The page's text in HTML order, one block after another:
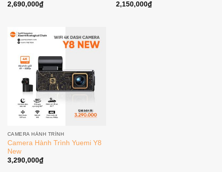
2,690,000₫
2,150,000₫
CAMERA HÀNH TRÌNH
Camera Hành Trình Yuemi Y8
New
3,290,000₫